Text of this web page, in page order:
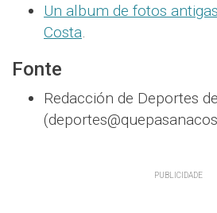
Un album de fotos
Costa.
Fonte
Redacción de Deportes